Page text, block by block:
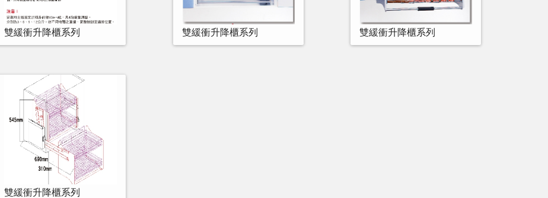
雙緩衝升降櫃系列 雙緩衝升降櫃系列 雙緩衝升降櫃系列
雙緩衝升降櫃系列